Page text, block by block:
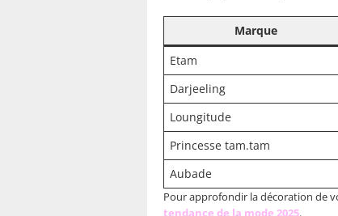
Marque
Etam
Darjeeling
Loungitude
Princesse tam.tam
Aubade
Pour approfondir la décoration de
tendance de la mode 2025.